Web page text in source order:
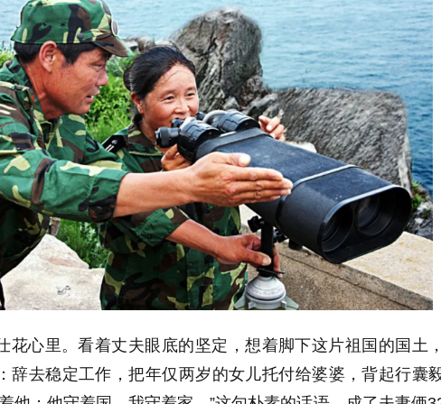
花心里。看着丈夫眼底的坚定，想着脚下这片祖国的国土
辞去稳定工作，把年仅两岁的女儿托付给婆婆，背起行囊